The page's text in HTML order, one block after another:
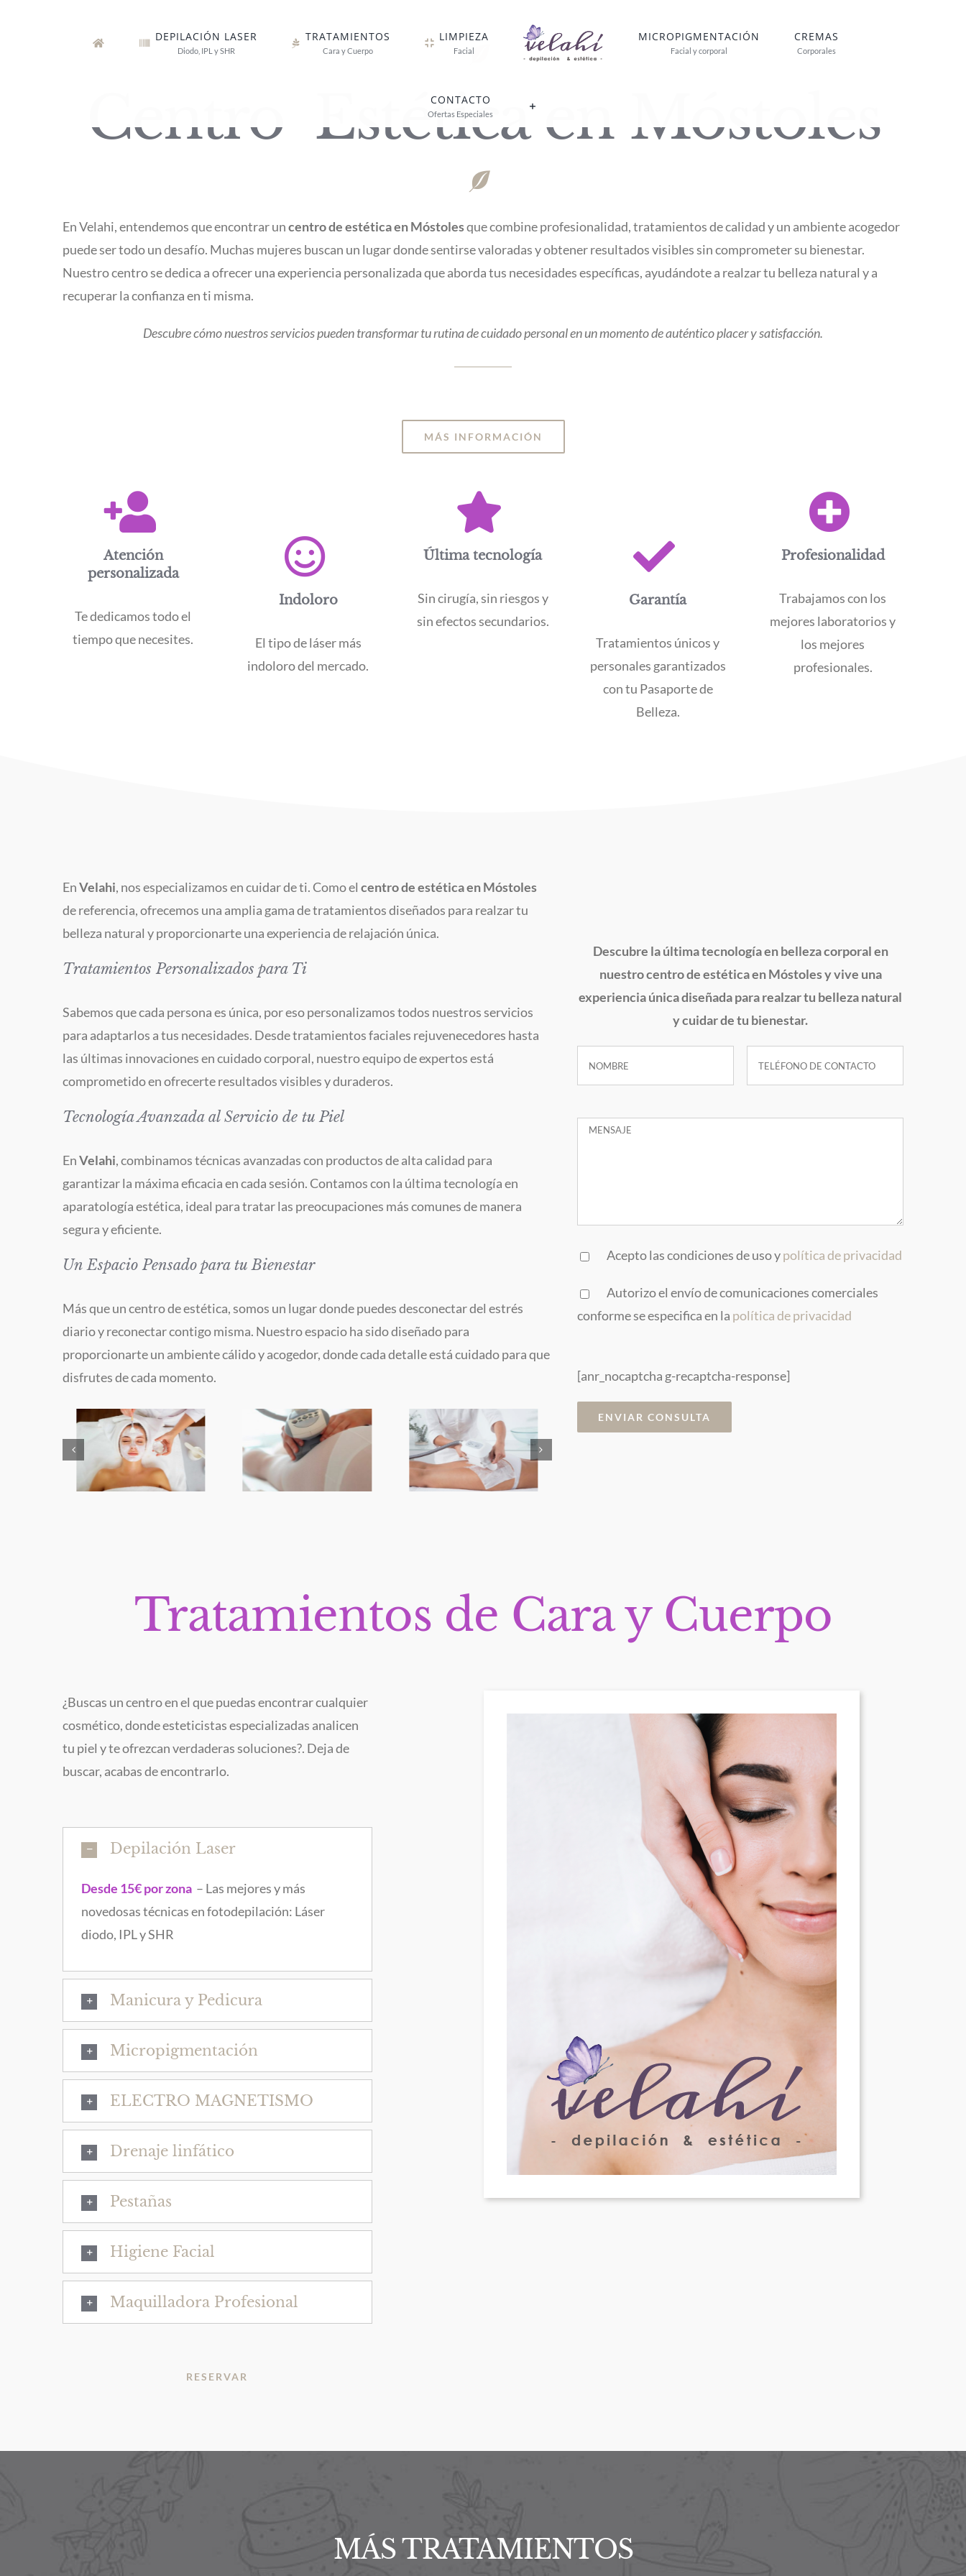
DEPILACIÓN LASER
Diodo, IPL y SHR
TRATAMIENTOS
Cara y Cuerpo
LIMPIEZA
Facial
MICROPIGMENTACIÓN
Facial y corporal
CREMAS
Corporales
CONTACTO
Ofertas Especiales
Centro Estética en Móstoles
En Velahi, entendemos que encontrar uncentro de estética en Móstolesque combine profesionalidad, tratamientos de calidad y un ambiente acogedor
puede ser todo un desafío. Muchas mujeres buscan un lugar donde sentirse valoradas y obtener resultados visibles sin comprometer su bienestar.
Nuestro centro se dedica a ofrecer una experiencia personalizada que aborda tus necesidades específicas, ayudándote a realzar tu belleza natural y a
recuperar la confianza en ti misma.
Descubre cómo nuestros servicios pueden transformar tu rutina de cuidado personal en un momento de auténtico placer y satisfacción.
MÁS INFORMACIÓN
Atención
personalizada
Te dedicamos todo el
tiempo que necesites.
Indoloro
El tipo de láser más
indoloro del mercado.
Última tecnología
Sin cirugía, sin riesgos y
sin efectos secundarios.
Garantía
Tratamientos únicos y
personales garantizados
con tu Pasaporte de
Belleza.
Profesionalidad
Trabajamos con los
mejores laboratorios y
los mejores
profesionales.
EnVelahi, nos especializamos en cuidar de ti. Como el centro de estética en Móstoles
de referencia, ofrecemos una amplia gama de tratamientos diseñados para realzar tu
belleza natural y proporcionarte una experiencia de relajación única.
Tratamientos Personalizados para Ti
Sabemos que cada persona es única, por eso personalizamos todos nuestros servicios
para adaptarlos a tus necesidades. Desde tratamientos faciales rejuvenecedores hasta
las últimas innovaciones en cuidado corporal, nuestro equipo de expertos está
comprometido en ofrecerte resultados visibles y duraderos.
Tecnología Avanzada al Servicio de tu Piel
EnVelahi, combinamos técnicas avanzadas con productos de alta calidad para
garantizar la máxima eficacia en cada sesión. Contamos con la última tecnología en
aparatología estética, ideal para tratar las preocupaciones más comunes de manera
segura y eficiente.
Un Espacio Pensado para tu Bienestar
Más que un centro de estética, somos un lugar donde puedes desconectar del estrés
diario y reconectar contigo misma. Nuestro espacio ha sido diseñado para
proporcionarte un ambiente cálido y acogedor, donde cada detalle está cuidado para que
disfrutes de cada momento.
Descubre la última tecnología en belleza corporal en
nuestro centro de estética en Móstoles y vive una
experiencia única diseñada para realzar tu belleza natural
y cuidar de tu bienestar.
Acepto las condiciones de uso ypolítica de privacidad
Autorizo el envío de comunicaciones comerciales
conforme se especifica en la política de privacidad
[anr_nocaptcha g-recaptcha-response]
Tratamientos de Cara y Cuerpo
¿Buscas un centro en el que puedas encontrar cualquier
cosmético, donde esteticistas especializadas analicen
tu piel y te ofrezcan verdaderas soluciones?. Deja de
buscar, acabas de encontrarlo.
Depilación Laser
Desde 15€ por zona – Las mejores y más
novedosas técnicas en fotodepilación: Láser
diodo, IPL y SHR
Manicura y Pedicura
Micropigmentación
ELECTRO MAGNETISMO
Drenaje linfático
Pestañas
Higiene Facial
Maquilladora Profesional
RESERVAR
MÁS TRATAMIENTOS